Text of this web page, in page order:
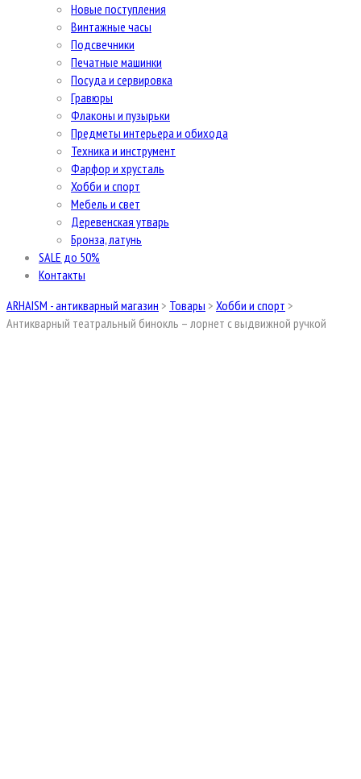
Новые поступления
Винтажные часы
Подсвечники
Печатные машинки
Посуда и сервировка
Гравюры
Флаконы и пузырьки
Предметы интерьера и обихода
Техника и инструмент
Фарфор и хрусталь
Хобби и спорт
Мебель и свет
Деревенская утварь
Бронза, латунь
SALE до 50%
Контакты
ARHAISM - антикварный магазин > Товары > Хобби и спорт >
Антикварный театральный бинокль – лорнет с выдвижной ручкой